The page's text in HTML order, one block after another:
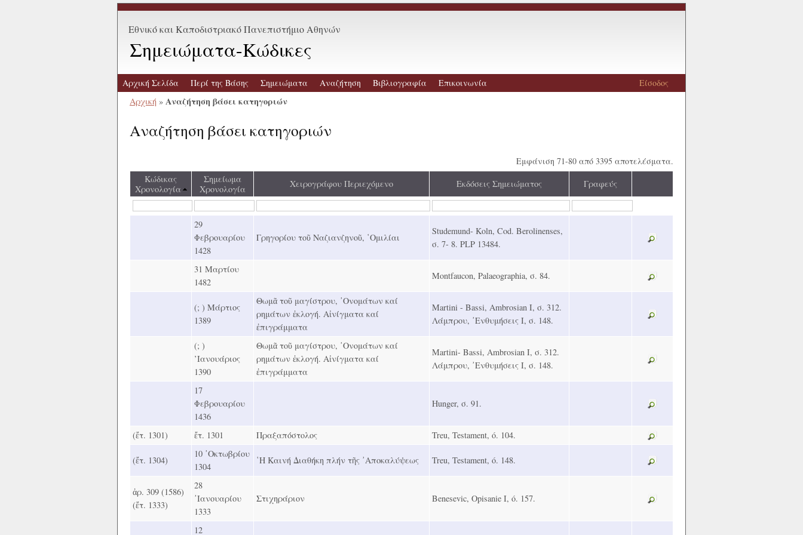
Εθνικό και Καποδιστριακό Πανεπιστήμιο Αθηνών
Σημειώματα-Κώδικες
Αρχική Σελίδα Περί της Βάσης Σημειώματα Αναζήτηση Βιβλιογραφία Επικοινωνία
Είσοδος
Αρχική » Αναζήτηση βάσει κατηγοριών
Αναζήτηση βάσει κατηγοριών
Εμφάνιση 71-80 από 3395 αποτελέσματα.
Κώδικας
Χρονολογία
Σημείωμα
Χρονολογία
Χειρογράφου Περιεχόμενο Εκδόσεις Σημειώματος Γραφεύς
29
Φεβρουαρίου
1428
Γρηγορίου τοῦ Ναζιανζηνοῦ, ῾Ομιλίαι
Studemund- Koln, Cod. Berolinenses,
σ. 7- 8. PLP 13484.
31 Μαρτίου
1482
Montfaucon, Palaeographia, σ. 84.
(; ) Μάρτιος
1389
Θωμᾶ τοῦ μαγίστρου, ᾿Ονομάτων καί
ρημάτων ἐκλογή. Αἰνίγματα καί
ἐπιγράμματα
Martini - Bassi, Ambrosian Ι, σ. 312.
Λάμπρου, ᾿Ενθυμήσεις Ι, σ. 148.
(; )
’Ιανουάριος
1390
Θωμᾶ τοῦ μαγίστρου, ᾿Ονομάτων καί
ρημάτων ἐκλογή. Αἰνίγματα καί
ἐπιγράμματα
Martini- Bassi, Ambrosian Ι, σ. 312.
Λάμπρου, ᾿Ενθυμήσεις Ι, σ. 148.
17
Φεβρουαρίου
1436
Hunger, σ. 91.
(ἔτ. 1301) ἔτ. 1301 Πραξαπόστολος Treu, Testament, ó. 104.
(ἔτ. 1304)
10 ᾿Οκτωβρίου
1304
῾Η Καινή Διαθήκη πλήν τῆς ᾿Αποκαλύψεως Treu, Testament, ó. 148.
ἀρ. 309 (1586)
(ἔτ. 1333)
28
᾿Ιανουαρίου
1333
Στιχηράριον Benesevic, Opisanie Ι, ó. 157.
12